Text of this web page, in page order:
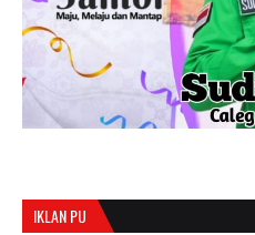
IKLAN PU